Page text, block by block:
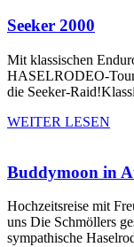
Seeker 2000
Mit klassischen
HASELRODEO-Tour
die Seeker-
WEITER LESEN
Buddymoon in
Hochzeitsreise mit
uns Die Schmöllers
sympathische